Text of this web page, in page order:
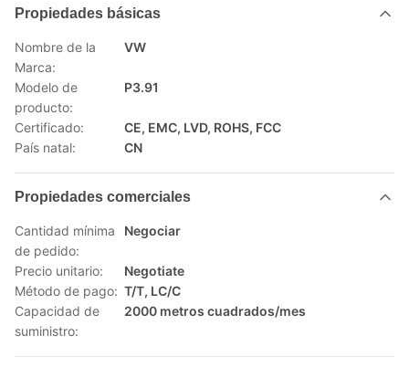
Propiedades básicas
Nombre de la
Marca:
VW
Modelo de
producto:
P3.91
Certificado:
CE, EMC, LVD, ROHS, FCC
País natal:
CN
Propiedades comerciales
Cantidad mínima
de pedido:
Negociar
Precio unitario:
Negotiate
Método de pago: T/T, LC/C
Capacidad de
suministro:
2000 metros cuadrados/mes